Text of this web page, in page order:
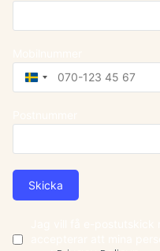
Sweden
+46
Skicka